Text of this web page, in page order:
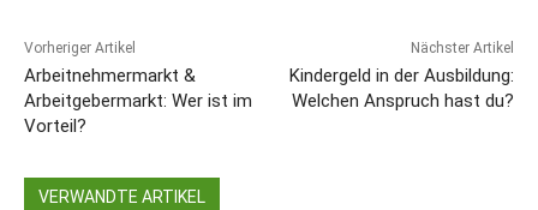
Vorheriger Artikel
Arbeitnehmermarkt &
Arbeitgebermarkt: Wer ist im
Vorteil?
Nächster Artikel
Kindergeld in der Ausbildung:
Welchen Anspruch hast du?
VERWANDTE ARTIKEL